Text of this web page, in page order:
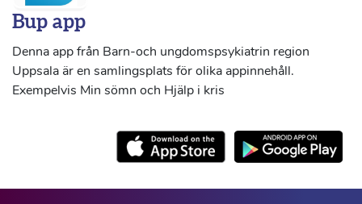
Bup app
Denna app från Barn-och ungdomspsykiatrin region
Uppsala är en samlingsplats för olika appinnehåll.
Exempelvis Min sömn och Hjälp i kris